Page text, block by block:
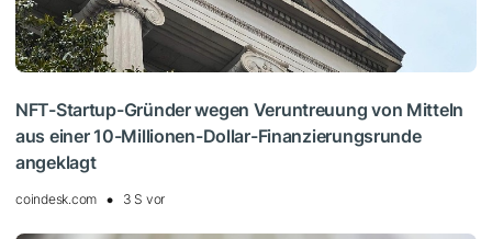
NFT-Startup-Gründer wegen Veruntreuung von Mitteln
aus einer 10-Millionen-Dollar-Finanzierungsrunde
angeklagt
coindesk.com 3 S vor